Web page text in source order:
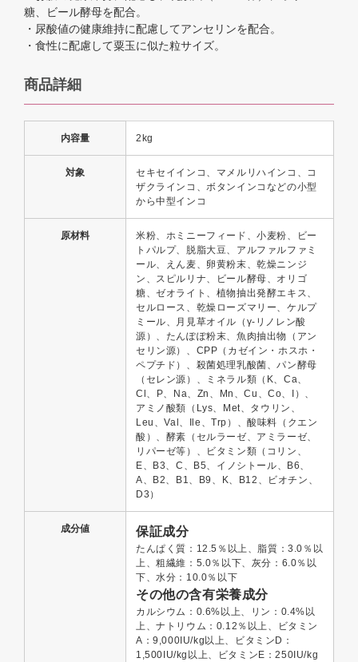
糖、ビール酵母を配合。
・尿酸値の健康維持に配慮してアンセリンを配合。
・食性に配慮して粟玉に似た粒サイズ。
商品詳細
内容量 2kg
対象
セキセイインコ、マメルリハインコ、コ
ザクラインコ、ボタンインコなどの小型
から中型インコ
原材料
米粉、ホミニーフィード、小麦粉、ビー
トパルプ、脱脂大豆、アルファルファミ
ール、えん麦、卵黄粉末、乾燥ニンジ
ン、スピルリナ、ビール酵母、オリゴ
糖、ゼオライト、植物抽出発酵エキス、
セルロース、乾燥ローズマリー、ケルプ
ミール、月見草オイル（γ-リノレン酸
源）、たんぽぽ粉末、魚肉抽出物（アン
セリン源）、CPP（カゼイン・ホスホ・
ペプチド）、殺菌処理乳酸菌、パン酵母
（セレン源）、ミネラル類（K、Ca、
Cl、P、Na、Zn、Mn、Cu、Co、I）、
アミノ酸類（Lys、Met、タウリン、
Leu、Val、Ile、Trp）、酸味料（クエン
酸）、酵素（セルラーゼ、アミラーゼ、
リパーゼ等）、ビタミン類（コリン、
E、B3、C、B5、イノシトール、B6、
A、B2、B1、B9、K、B12、ビオチン、
D3）
成分値 保証成分
たんぱく質：12.5％以上、脂質：3.0％以
上、粗繊維：5.0％以下、灰分：6.0％以
下、水分：10.0％以下
その他の含有栄養成分
カルシウム：0.6%以上、リン：0.4%以
上、ナトリウム：0.12％以上、ビタミン
A：9,000IU/kg以上、ビタミンD：
1,500IU/kg以上、ビタミンE：250IU/kg